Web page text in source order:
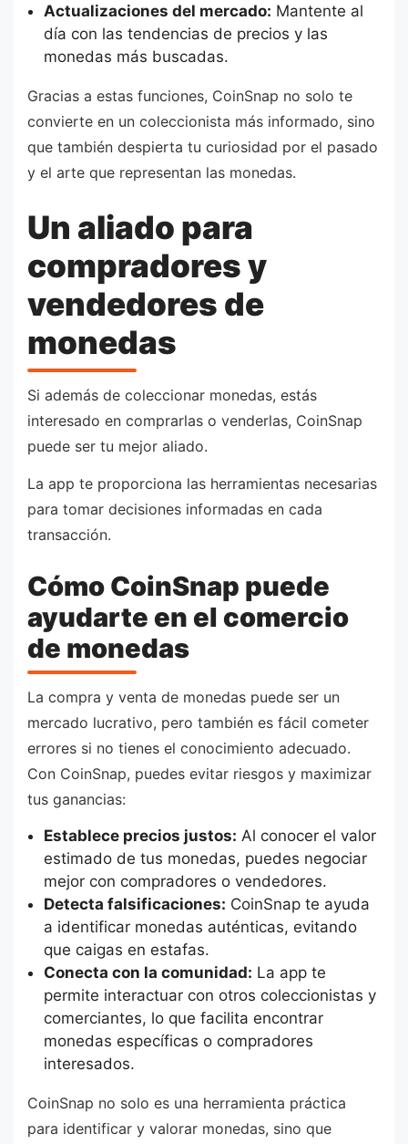
Actualizaciones del mercado: Mantente al
día con las tendencias de precios y las
monedas más buscadas.
Gracias a estas funciones, CoinSnap no solo te
convierte en un coleccionista más informado, sino
que también despierta tu curiosidad por el pasado
y el arte que representan las monedas.
Un aliado para
compradores y
vendedores de
monedas
Si además de coleccionar monedas, estás
interesado en comprarlas o venderlas, CoinSnap
puede ser tu mejor aliado.
La app te proporciona las herramientas necesarias
para tomar decisiones informadas en cada
transacción.
Cómo CoinSnap puede
ayudarte en el comercio
de monedas
La compra y venta de monedas puede ser un
mercado lucrativo, pero también es fácil cometer
errores si no tienes el conocimiento adecuado.
Con CoinSnap, puedes evitar riesgos y maximizar
tus ganancias:
Establece precios justos: Al conocer el valor
estimado de tus monedas, puedes negociar
mejor con compradores o vendedores.
Detecta falsificaciones: CoinSnap te ayuda
a identificar monedas auténticas, evitando
que caigas en estafas.
Conecta con la comunidad: La app te
permite interactuar con otros coleccionistas y
comerciantes, lo que facilita encontrar
monedas específicas o compradores
interesados.
CoinSnap no solo es una herramienta práctica
para identificar y valorar monedas, sino que